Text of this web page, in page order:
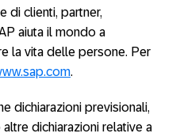
di clienti, partner,
aiuta il mondo a
la vita delle persone. Per
.
dichiarazioni previsionali,
dichiarazioni relative a